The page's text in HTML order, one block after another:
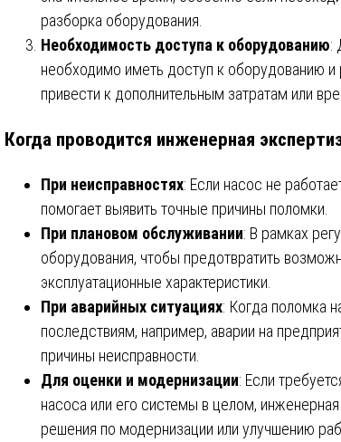
разборка оборудования.
Необходимость доступа к оборудованию:
необходимо иметь доступ к оборудованию и
привести к дополнительным затратам или
Когда проводится инженерная
При неисправностях: Если насос не
помогает выявить точные причины поломки.
При плановом обслуживании: В рамках
оборудования, чтобы предотвратить
эксплуатационные характеристики.
При аварийных ситуациях: Когда поломка
последствиям, например, аварии на
причины неисправности.
Для оценки и модернизации: Если
насоса или его системы в целом,
решения по модернизации или улучшению